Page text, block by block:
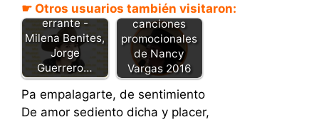
☛ Otros usuarios también visitaron:
Golondrina
errante -
Milena Benites,
Jorge
Guerrero…
Descarga las
canciones
promocionales
de Nancy
Vargas 2016
Pa empalagarte, de sentimiento
De amor sediento dicha y placer,